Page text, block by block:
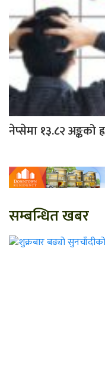
नेप्सेमा १३.८२ अङ्कको
सम्बन्धित खबर